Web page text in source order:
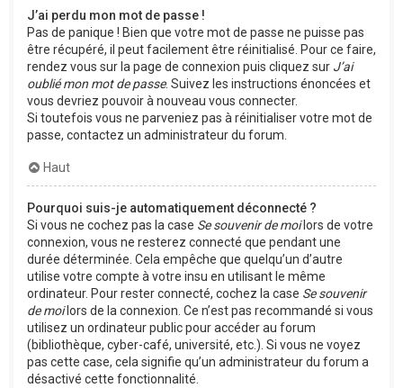
J’ai perdu mon mot de passe !
Pas de panique ! Bien que votre mot de passe ne puisse pas
être récupéré, il peut facilement être réinitialisé. Pour ce faire,
rendez vous sur la page de connexion puis cliquez sur J’ai
oublié mon mot de passe. Suivez les instructions énoncées et
vous devriez pouvoir à nouveau vous connecter.
Si toutefois vous ne parveniez pas à réinitialiser votre mot de
passe, contactez un administrateur du forum.
Haut
Pourquoi suis-je automatiquement déconnecté ?
Si vous ne cochez pas la case Se souvenir de moilors de votre
connexion, vous ne resterez connecté que pendant une
durée déterminée. Cela empêche que quelqu’un d’autre
utilise votre compte à votre insu en utilisant le même
ordinateur. Pour rester connecté, cochez la case Se souvenir
de moilors de la connexion. Ce n’est pas recommandé si vous
utilisez un ordinateur public pour accéder au forum
(bibliothèque, cyber-café, université, etc.). Si vous ne voyez
pas cette case, cela signifie qu’un administrateur du forum a
désactivé cette fonctionnalité.